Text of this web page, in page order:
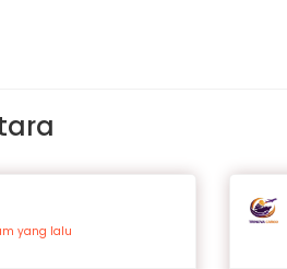
yang lalu